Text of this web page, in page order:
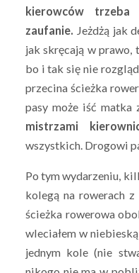
kierowców trzeba
zaufanie. Jeżdżą jak
jak skręcają w prawo,
bo i tak się nie
przecina ścieżka
pasy może iść matka
mistrzami
wszystkich. Drogowi
Po tym wydarzeniu,
kolegą na rowerach
ścieżka rowerowa
wleciałem w
jednym kole (nie